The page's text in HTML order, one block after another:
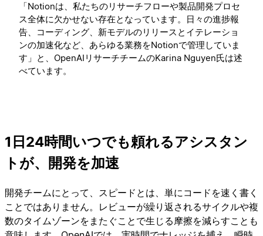
「Notionは、私たちのリサーチフローや製品開発プロセ
ス全体に欠かせない存在となっています。日々の進捗報
告、コーディング、新モデルのリリースとイテレーショ
ンの加速化など、あらゆる業務をNotionで管理していま
す」と、OpenAIリサーチチームのKarina Nguyen氏は述
べています。
1日24時間いつでも頼れるアシスタン
トが、開発を加速
開発チームにとって、スピードとは、単にコードを速く書く
ことではありません。レビューが繰り返されるサイクルや複
数のタイムゾーンをまたぐことで生じる摩擦を減らすことも